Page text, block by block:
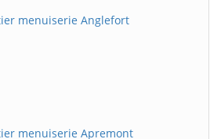
menuiserie Anglefort
menuiserie Apremont